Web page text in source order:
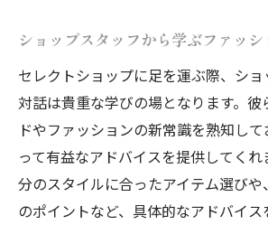
ト
セレクトショップでの買い
日常を彩るためのセレクト
術
自分にぴったりのセレクトショ
旅
セレクトショップ探しの旅
ショップスタッフから学ぶファッ
セレクトショップに足を運ぶ際、シ
対話は貴重な学びの場となります。
ドやファッションの新常識を熟知し
って有益なアドバイスを提供してくれ
分のスタイルに合ったアイテム選びや
のポイントなど、具体的なアドバイ